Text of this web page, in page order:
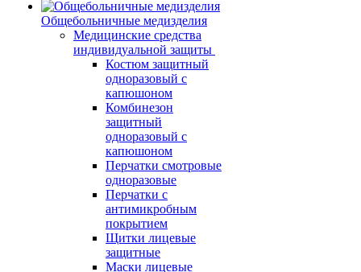
Общебольничные медизделия
Медицинские средства
индивидуальной защиты
Костюм защитный
одноразовый с
капюшоном
Комбинезон
защитный
одноразовый с
капюшоном
Перчатки смотровые
одноразовые
Перчатки с
антимикробным
покрытием
Щитки лицевые
защитные
Маски лицевые